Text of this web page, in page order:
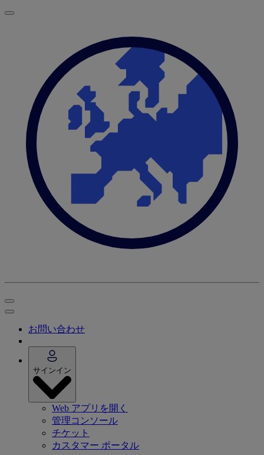
お問い合わせ
サインイン
Web アプリを開く
管理コンソール
チケット
カスタマー ポータル